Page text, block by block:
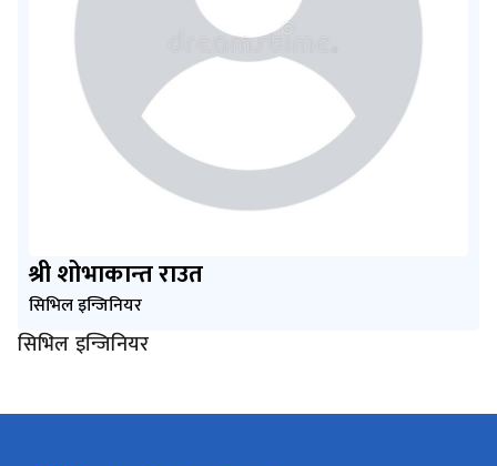
श्री शोभाकान्‍त राउत
सिभिल इन्जिनियर
सिभिल इन्जिनियर